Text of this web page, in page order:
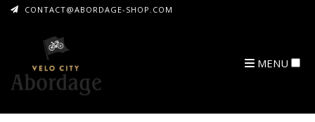
CONTACT@ABORDAGE-SHOP.COM
MENU
ARCHIVES